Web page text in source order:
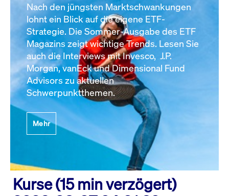
Nach den jüngsten Marktschwankungen
lohnt ein Blick auf die eigene ETF-
Strategie. Die Sommer-Ausgabe des ETF
Magazins zeigt wichtige Trends. Lesen Sie
auch die Interviews mit Invesco, J.P.
Morgan, vanEck und Dimensional Fund
Advisors zu aktuellen
Schwerpunktthemen.
Mehr
Kurse (15 min verzögert)